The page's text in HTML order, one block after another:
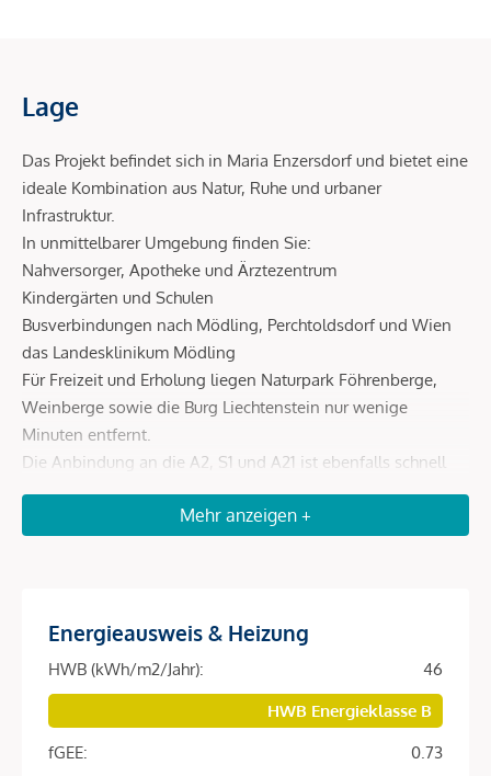
Lage
Das Projekt befindet sich in Maria Enzersdorf und bietet eine
ideale Kombination aus Natur, Ruhe und urbaner
Infrastruktur.
In unmittelbarer Umgebung finden Sie:
Nahversorger, Apotheke und Ärztezentrum
Kindergärten und Schulen
Busverbindungen nach Mödling, Perchtoldsdorf und Wien
das Landesklinikum Mödling
Für Freizeit und Erholung liegen Naturpark Föhrenberge,
Weinberge sowie die Burg Liechtenstein nur wenige
Minuten entfernt.
Die Anbindung an die A2, S1 und A21 ist ebenfalls schnell
erreichbar und ermöglicht eine rasche Verbindung nach
Wien und in die umliegenden Regionen.
Exklusive Neubau-
Eigentumswohnungen mit
Freiflächen – „Die Oase“ in Maria
Enzersdorf
Mehr anzeigen +
Energieausweis & Heizung
HWB (kWh/m2/Jahr):
46
HWB Energieklasse B
fGEE:
0.73